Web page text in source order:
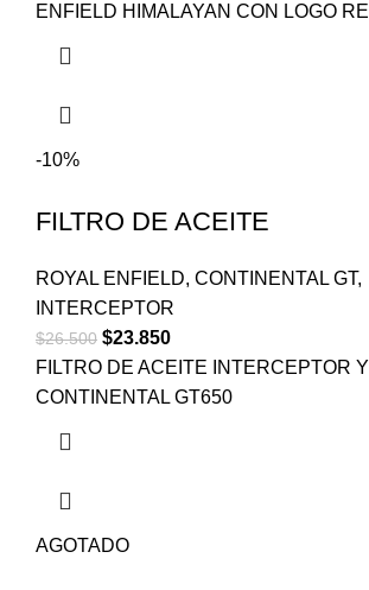
ENFIELD HIMALAYAN CON LOGO RE
-10%
FILTRO DE ACEITE
ROYAL ENFIELD, CONTINENTAL GT,
INTERCEPTOR
$26.500 $23.850
FILTRO DE ACEITE INTERCEPTOR Y
CONTINENTAL GT650
AGOTADO